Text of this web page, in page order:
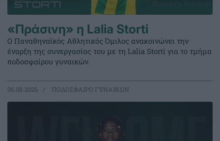
«Πράσινη» η Lalia Storti
Ο Παναθηναϊκός Αθλητικός Όμιλος ανακοινώνει την
έναρξη της συνεργασίας του με τη Lalia Storti για το τμήμα
ποδοσφαίρου γυναικών.
06.08.2026 ΠΟΔΟΣΦΑΙΡΟ ΓΥΝΑΙΚΩΝ